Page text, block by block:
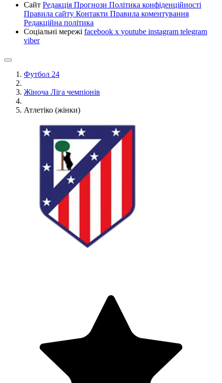
Сайт Редакція Прогнози Політика конфіденційності
Правила сайту Контакти Правила коментування
Редакційна політика
Соціальні мережі facebook x youtube instagram telegram
viber
Футбол 24
Жіноча Ліга чемпіонів
Атлетіко (жінки)